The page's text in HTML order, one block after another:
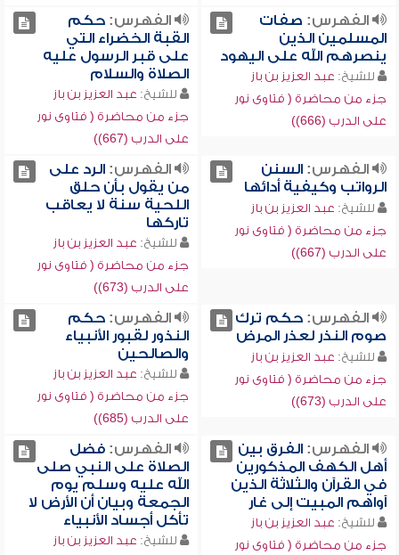
الفهرس: صفات
المسلمين الذين
ينصرهم الله على اليهود
للشيخ: عبد العزيز بن باز
جزء من محاضرة ( فتاوى نور
على الدرب (666))
الفهرس:حكم
القبة الخضراء التي
على قبر الرسول عليه
الصلاة والسلام
للشيخ: عبد العزيز بن باز
جزء من محاضرة ( فتاوى نور
على الدرب (667))
الفهرس:السنن
الرواتب وكيفية أدائها
للشيخ: عبد العزيز بن باز
جزء من محاضرة ( فتاوى نور
على الدرب (667))
الفهرس:الرد على
من يقول بأن حلق
اللحية سنة لا يعاقب
تاركها
للشيخ: عبد العزيز بن باز
جزء من محاضرة ( فتاوى نور
على الدرب (673))
الفهرس:حكم ترك
صوم النذر لعذر المرض
للشيخ: عبد العزيز بن باز
جزء من محاضرة ( فتاوى نور
على الدرب (673))
الفهرس:حكم
النذور لقبور الأنبياء
والصالحين
للشيخ: عبد العزيز بن باز
جزء من محاضرة ( فتاوى نور
على الدرب (685))
الفهرس:الفرق بين
أهل الكهف المذكورين
في القرآن والثلاثة الذين
آواهم المبيت إلى غار
للشيخ: عبد العزيز بن باز
جزء من محاضرة ( فتاوى نور
الفهرس:فضل
الصلاة على النبي صلى
الله عليه وسلم يوم
الجمعة وبيان أن الأرض لا
تأكل أجساد الأنبياء
للشيخ: عبد العزيز بن باز